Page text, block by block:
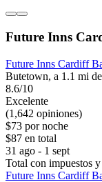
Future Inns
Future Inns Cardiff
Butetown, a 1.1 mi
8.6/10
Excelente
(1,642 opiniones)
$73 por noche
$87 en total
31 ago - 1 sept
Total con impuestos
Future Inns Cardiff